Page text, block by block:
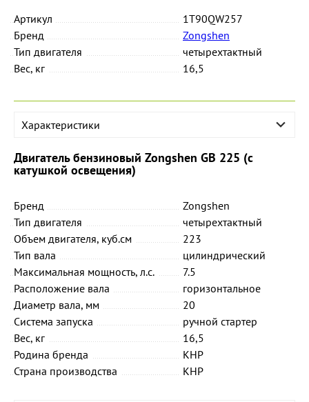
Артикул
1T90QW257
Бренд
Zongshen
Тип двигателя
четырехтактный
Вес, кг
16,5
Характеристики
Двигатель бензиновый Zongshen GB 225 (с
катушкой освещения)
Бренд
Zongshen
Тип двигателя
четырехтактный
Объем двигателя, куб.см
223
Тип вала
цилиндрический
Максимальная мощность, л.с.
7.5
Расположение вала
горизонтальное
Диаметр вала, мм
20
Система запуска
ручной стартер
Вес, кг
16,5
Родина бренда
КНР
Страна производства
КНР